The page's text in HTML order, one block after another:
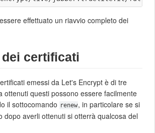
effettuato un riavvio completo dei
certificati
emessi da Let's Encrypt è di tre
ottenuti questi possono essere facilmente
il sottocomando renew, in particolare se si
dopo averli ottenuti si otterrà qualcosa del